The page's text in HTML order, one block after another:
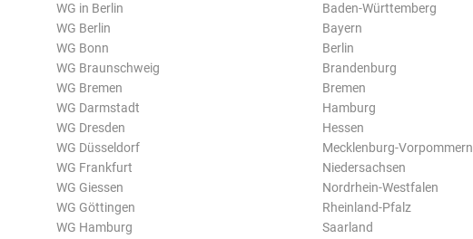
WG in Berlin
WG Berlin
WG Bonn
WG Braunschweig
WG Bremen
WG Darmstadt
WG Dresden
WG Düsseldorf
WG Frankfurt
WG Giessen
WG Göttingen
WG Hamburg
Baden-Württemberg
Bayern
Berlin
Brandenburg
Bremen
Hamburg
Hessen
Mecklenburg-Vorpommern
Niedersachsen
Nordrhein-Westfalen
Rheinland-Pfalz
Saarland